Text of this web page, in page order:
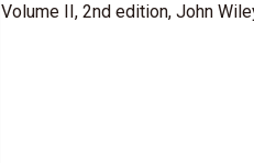
Volume II, 2nd edition, John